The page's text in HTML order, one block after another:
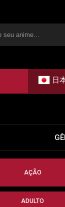
日
AÇÃO
ADULTO